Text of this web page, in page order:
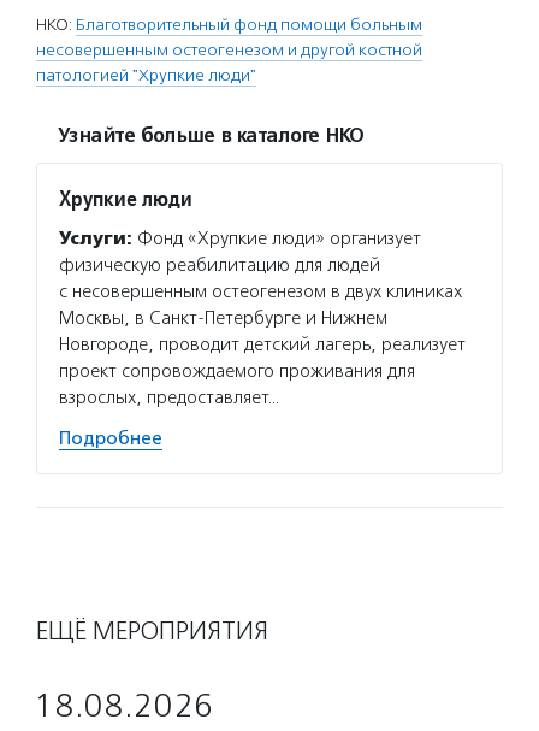
НКО: Благотворительный фонд помощи больным
несовершенным остеогенезом и другой костной
патологией "Хрупкие люди"
Узнайте больше в каталоге НКО
Хрупкие люди
Услуги: Фонд «Хрупкие люди» организует
физическую реабилитацию для людей
с несовершенным остеогенезом в двух клиниках
Москвы, в Санкт-Петербурге и Нижнем
Новгороде, проводит детский лагерь, реализует
проект сопровождаемого проживания для
взрослых, предоставляет…
Подробнее
ЕЩЁ МЕРОПРИЯТИЯ
18.08.2026